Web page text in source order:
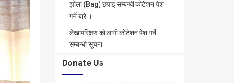
झोला (Bag) छपाइ सम्बन्धी कोटेशन पेश
गर्ने बारे ।
लेखापरिक्षण को लागी कोटेशन पेश गर्ने
सम्बन्धी सूचना
Donate Us